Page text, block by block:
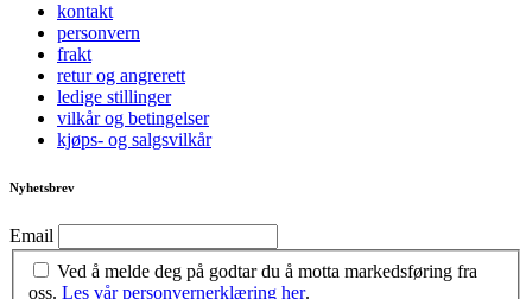
kontakt
personvern
frakt
retur og angrerett
ledige stillinger
vilkår og betingelser
kjøps- og salgsvilkår
Nyhetsbrev
Email
Ved å melde deg på godtar du å motta markedsføring fra
oss. Les vår personvernerklæring her.